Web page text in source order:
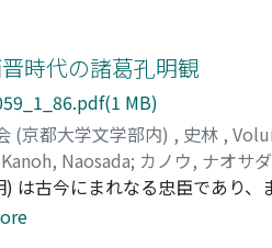
租法である。尚、慶長～寛永五
固定化し、それに基づいて年
できる。岡山藩に於ける毛見(五
的性格はいずれも岡山藩の有
の中で、「毛見下り」を少く算
時代の諸葛孔明観
MB)
(京都大学文学部内) , 史林 ,
Kanoh, Naosada; カノウ, ナオサダ
は古今にまれなる忠臣であり、
勃興とともに盛んになり、宋代